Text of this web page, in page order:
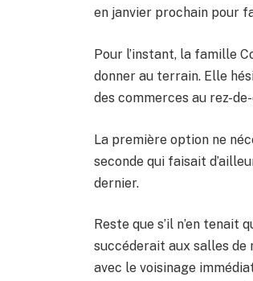
en janvier prochain pour
Pour l’instant, la famille
donner au terrain. Elle
des commerces au rez-
La première option ne
seconde qui faisait
dernier.
Reste que s’il n’en tenait
succéderait aux salles de
avec le voisinage